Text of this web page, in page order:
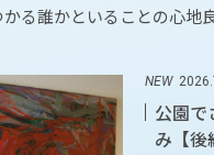
る誰かといることの心地
NEW
公園
み【後